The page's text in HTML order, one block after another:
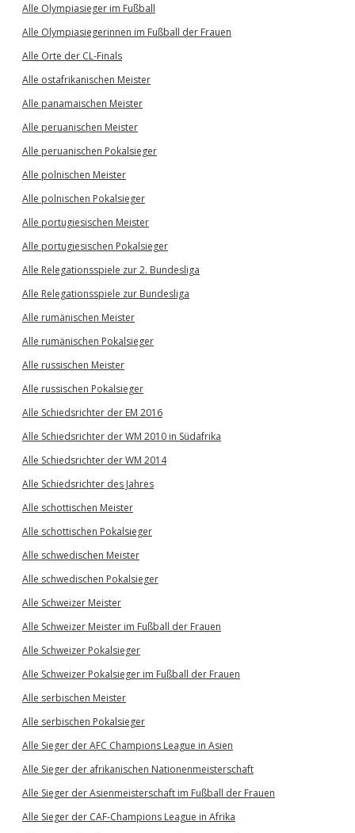
Alle Olympiasieger im Fußball
Alle Olympiasiegerinnen im Fußball der Frauen
Alle Orte der CL-Finals
Alle ostafrikanischen Meister
Alle panamaischen Meister
Alle peruanischen Meister
Alle peruanischen Pokalsieger
Alle polnischen Meister
Alle polnischen Pokalsieger
Alle portugiesischen Meister
Alle portugiesischen Pokalsieger
Alle Relegationsspiele zur 2. Bundesliga
Alle Relegationsspiele zur Bundesliga
Alle rumänischen Meister
Alle rumänischen Pokalsieger
Alle russischen Meister
Alle russischen Pokalsieger
Alle Schiedsrichter der EM 2016
Alle Schiedsrichter der WM 2010 in Südafrika
Alle Schiedsrichter der WM 2014
Alle Schiedsrichter des Jahres
Alle schottischen Meister
Alle schottischen Pokalsieger
Alle schwedischen Meister
Alle schwedischen Pokalsieger
Alle Schweizer Meister
Alle Schweizer Meister im Fußball der Frauen
Alle Schweizer Pokalsieger
Alle Schweizer Pokalsieger im Fußball der Frauen
Alle serbischen Meister
Alle serbischen Pokalsieger
Alle Sieger der AFC Champions League in Asien
Alle Sieger der afrikanischen Nationenmeisterschaft
Alle Sieger der Asienmeisterschaft im Fußball der Frauen
Alle Sieger der CAF-Champions League in Afrika